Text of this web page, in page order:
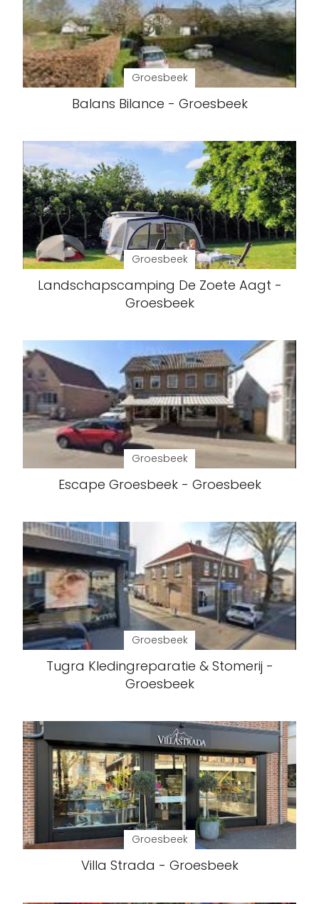
Groesbeek
Balans Bilance - Groesbeek
Groesbeek
Landschapscamping De Zoete Aagt -
Groesbeek
Groesbeek
Escape Groesbeek - Groesbeek
Groesbeek
Tugra Kledingreparatie & Stomerij -
Groesbeek
Groesbeek
Villa Strada - Groesbeek